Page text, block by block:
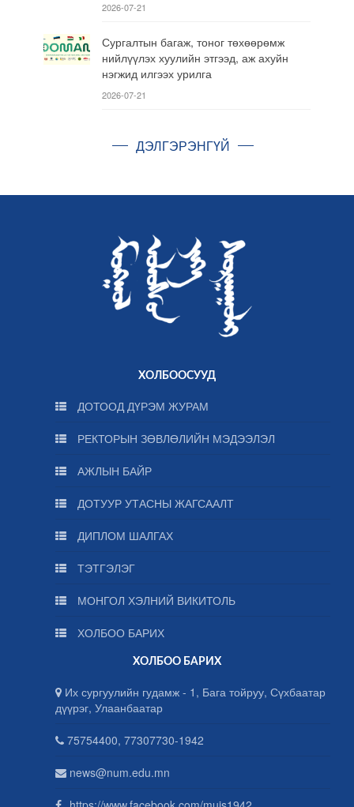
2026-07-21
Сургалтын багаж, тоног төхөөрөмж
нийлүүлэх хуулийн этгээд, аж ахуйн
нэгжид илгээх урилга
2026-07-21
ДЭЛГЭРЭНГҮЙ
ХОЛБООСУУД
ДОТООД ДҮРЭМ ЖУРАМ
РЕКТОРЫН ЗӨВЛӨЛИЙН МЭДЭЭЛЭЛ
АЖЛЫН БАЙР
ДОТУУР УТАСНЫ ЖАГСААЛТ
ДИПЛОМ ШАЛГАХ
ТЭТГЭЛЭГ
МОНГОЛ ХЭЛНИЙ ВИКИТОЛЬ
ХОЛБОО БАРИХ
ХОЛБОО БАРИХ
Их сургуулийн гудамж - 1, Бага тойруу, Сүхбаатар
дүүрэг, Улаанбаатар
75754400, 77307730-1942
news@num.edu.mn